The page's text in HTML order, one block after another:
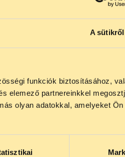
A sütikről
funkciók biztosításához,
elemező partnereinkkel
olyan adatokkal, amelyeket Ön
július 27 és
augusztus 25-én